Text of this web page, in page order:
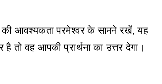
आवश्यकता परमेश्वर के सामने रखें, यह
वह आपकी प्रार्थना का उत्तर देगा।